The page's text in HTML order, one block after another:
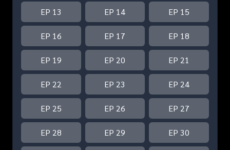
EP 13 EP 14 EP 15
EP 16 EP 17 EP 18
EP 19 EP 20 EP 21
EP 22 EP 23 EP 24
EP 25 EP 26 EP 27
EP 28 EP 29 EP 30